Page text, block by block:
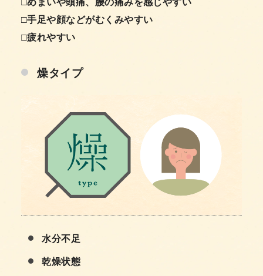
□手足や顔などがむくみやすい
□疲れやすい
燥タイプ
水分不足
乾燥状態